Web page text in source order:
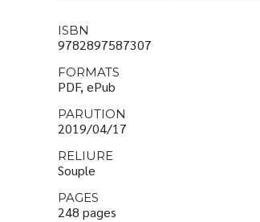
ISBN
9782897587307
FORMATS
PDF, ePub
PARUTION
2019/04/17
RELIURE
Souple
PAGES
248 pages